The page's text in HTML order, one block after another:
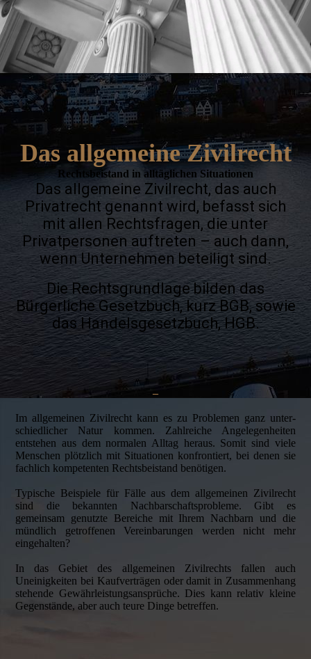
Das allgemeine Zivilrecht
Rechtsbeistand in alltäglichen Situationen
Das allgemeine Zivilrecht, das auch
Privatrecht genannt wird, befasst sich
mit allen Rechtsfragen, die unter
Privatpersonen auftreten – auch dann,
wenn Unternehmen beteiligt sind.
Die Rechtsgrundlage bilden das
Bürgerliche Gesetzbuch, kurz BGB, sowie
das Handelsgesetzbuch, HGB.
–
Im allgemeinen Zivilrecht kann es zu Problemen ganz unter­
schiedlicher Natur kommen. Zahlreiche Angelegenheiten
entstehen aus dem normalen Alltag heraus. Somit sind viele
Menschen plötzlich mit Situationen konfrontiert, bei denen sie
fachlich kompetenten Rechtsbeistand benötigen.
Typische Beispiele für Fälle aus dem allgemeinen Zivilrecht
sind die bekannten Nachbarschaftsprobleme. Gibt es
gemeinsam genutzte Bereiche mit Ihrem Nachbarn und die
mündlich getroffenen Vereinbarungen werden nicht mehr
eingehalten?
In das Gebiet des allgemeinen Zivilrechts fallen auch
Uneinigkeiten bei Kauf­verträgen oder damit in Zusammenhang
stehende Gewährleistungsansprüche. Dies kann relativ kleine
Gegenstände, aber auch teure Dinge betreffen.